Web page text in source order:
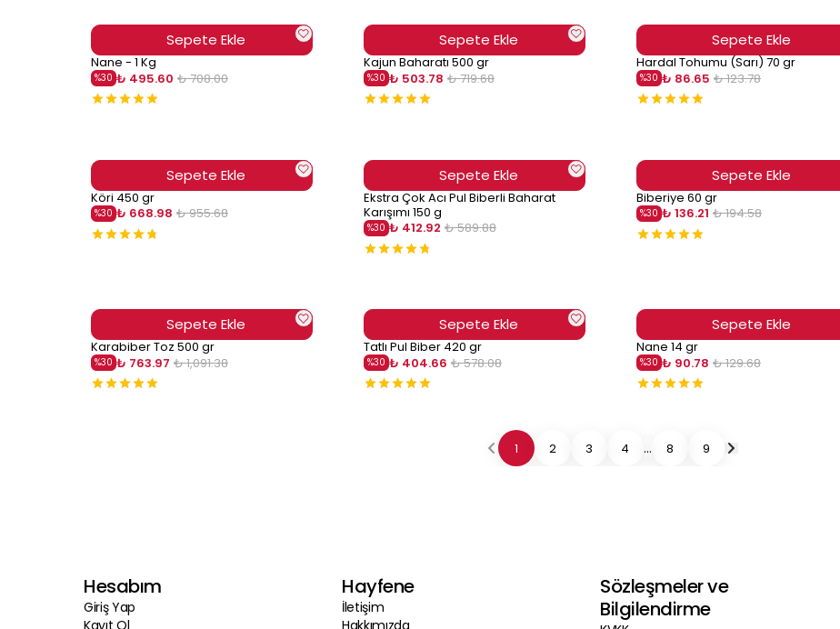
Sepete Ekle
Nane - 1 Kg
%30 ₺ 495.60 ₺ 708.00
Sepete Ekle
Kajun Baharatı 500 gr
%30 ₺ 503.78 ₺ 719.68
Sepete Ekle
Hardal Tohumu (Sarı) 70 gr
%30 ₺ 86.65 ₺ 123.78
Sepete Ekle
Köri 450 gr
%30 ₺ 668.98 ₺ 955.68
Sepete Ekle
Ekstra Çok Acı Pul Biberli Baharat
Karışımı 150 g
%30 ₺ 412.92 ₺ 589.88
Sepete Ekle
Biberiye 60 gr
%30 ₺ 136.21 ₺ 194.58
Sepete Ekle
Karabiber Toz 500 gr
%30 ₺ 763.97 ₺ 1,091.38
Sepete Ekle
Tatlı Pul Biber 420 gr
%30 ₺ 404.66 ₺ 578.08
Sepete Ekle
Nane 14 gr
%30 ₺ 90.78 ₺ 129.68
1 2 3 4 ... 8 9
Hesabım
Giriş Yap
Hayfene
İletişim
Sözleşmeler ve
Bilgilendirme